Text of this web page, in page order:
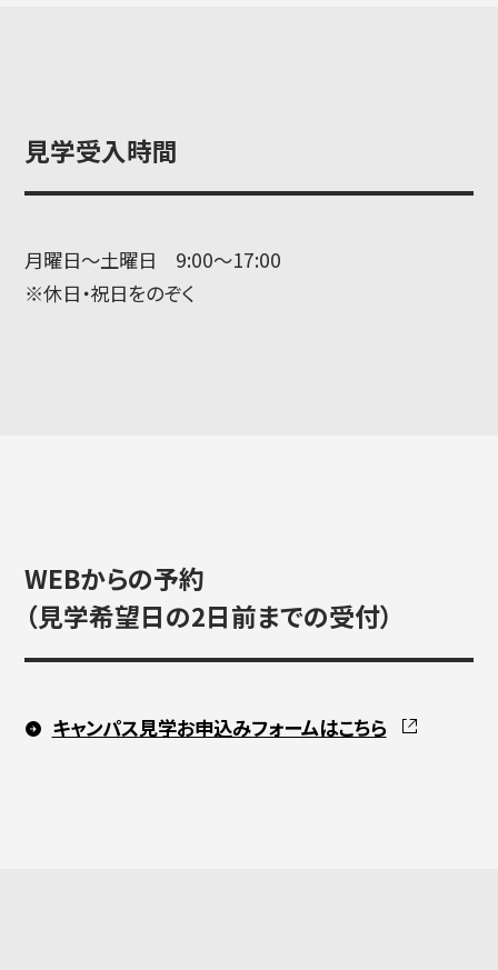
見学受入時間
月曜日〜土曜日 9:00〜17:00
※休日・祝日をのぞく
WEBからの予約
（見学希望日の2日前までの受付）
キャンパス見学お申込みフォームはこちら